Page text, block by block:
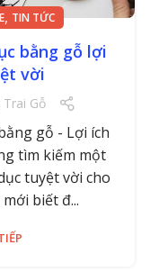
, TIN TỨC
bằng gỗ lợi
vời
Trai Gỗ
gỗ - Lợi ích
tìm kiếm một
tuyệt vời cho
biết đ...